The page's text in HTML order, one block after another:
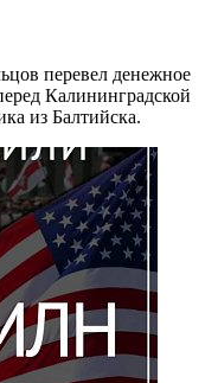
перевел денежное
Калининградской
из Балтийска.